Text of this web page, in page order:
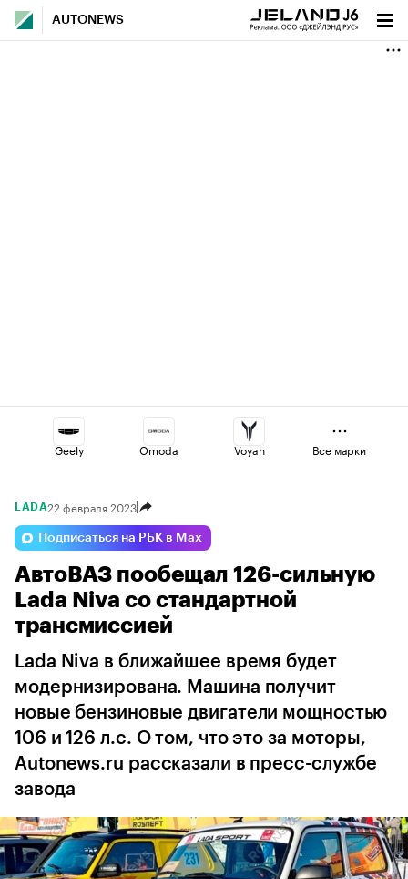
AUTONEWS
Geely Omoda Voyah
Lada Esteo
Volga Jaecoo Haval
Все марки
LADA22 февраля 2023
Подписаться на РБК в Max
АвтоВАЗ пообещал 126-сильную
Lada Niva со стандартной
трансмиссией
Lada Niva в ближайшее время будет
модернизирована. Машина получит
новые бензиновые двигатели мощностью
106 и 126 л.с. О том, что это за моторы,
Autonews.ru рассказали в пресс-службе
завода